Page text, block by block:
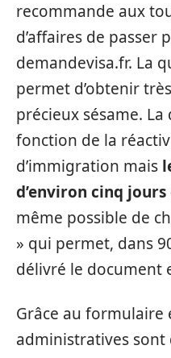
recommande aux
d’affaires de passer
demandevisa.fr. La
permet d’obtenir
précieux sésame.
fonction de la
d’immigration mais
d’environ cinq
même possible de
» qui permet, dans
délivré le document
Grâce au formulaire
administratives